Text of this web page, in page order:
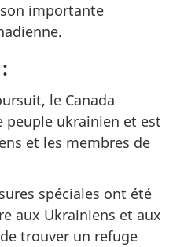
importante
le Canada
peuple ukrainien et est
et les membres de
spéciales ont été
aux Ukrainiens et aux
trouver un refuge